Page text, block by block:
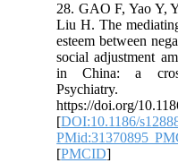
28. GAO F, Yao
Liu H. The
esteem between
social adjustment
in China: a
https://doi.org/
[DOI:10.1186/
PMid:31370895
[PMCID